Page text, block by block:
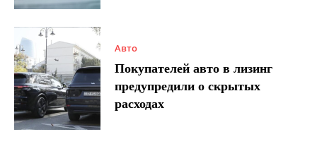
Авто
Покупателей авто в лизинг
предупредили о скрытых
расходах